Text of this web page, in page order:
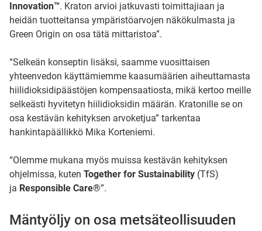
Innovation™. Kraton arvioi jatkuvasti toimittajiaan ja
heidän tuotteitansa ympäristöarvojen näkökulmasta ja
Green Origin on osa tätä mittaristoa”.
“Selkeän konseptin lisäksi, saamme vuosittaisen
yhteenvedon käyttämiemme kaasumäärien aiheuttamasta
hiilidioksidipäästöjen kompensaatiosta, mikä kertoo meille
selkeästi hyvitetyn hiilidioksidin määrän. Kratonille se on
osa kestävän kehityksen arvoketjua” tarkentaa
hankintapäällikkö Mika Korteniemi.
“Olemme mukana myös muissa kestävän kehityksen
ohjelmissa, kuten Together for Sustainability (TfS)
ja Responsible Care®”.
Mäntyöljy on osa metsäteollisuuden